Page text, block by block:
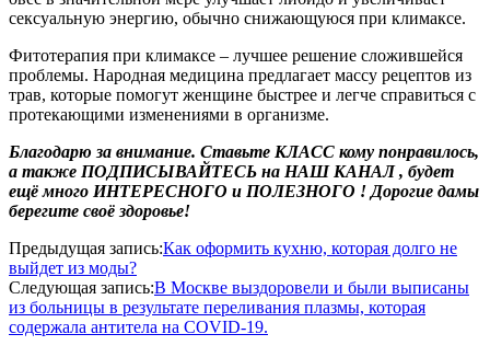
сексуальную энергию, обычно снижающуюся при климаксе.
Фитотерапия при климаксе – лучшее решение сложившейся
проблемы. Народная медицина предлагает массу рецептов из
трав, которые помогут женщине быстрее и легче справиться с
протекающими изменениями в организме.
Благодарю за внимание. Ставьте КЛАСС кому понравилось,
а также ПОДПИСЫВАЙТЕСЬ на НАШ КАНАЛ , будет
ещё много ИНТЕРЕСНОГО и ПОЛЕЗНОГО ! Дорогие дамы
берегите своё здоровье!
2020-
04-
23
Предыдущая запись:Как оформить кухню, которая долго не
выйдет из моды?
Следующая запись:В Москве выздоровели и были выписаны
из больницы в результате переливания плазмы, которая
содержала антитела на COVID-19.